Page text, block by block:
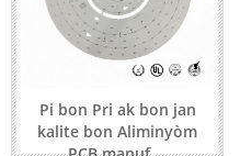
Pi bon Pri ak bon jan
kalite bon Aliminyòm